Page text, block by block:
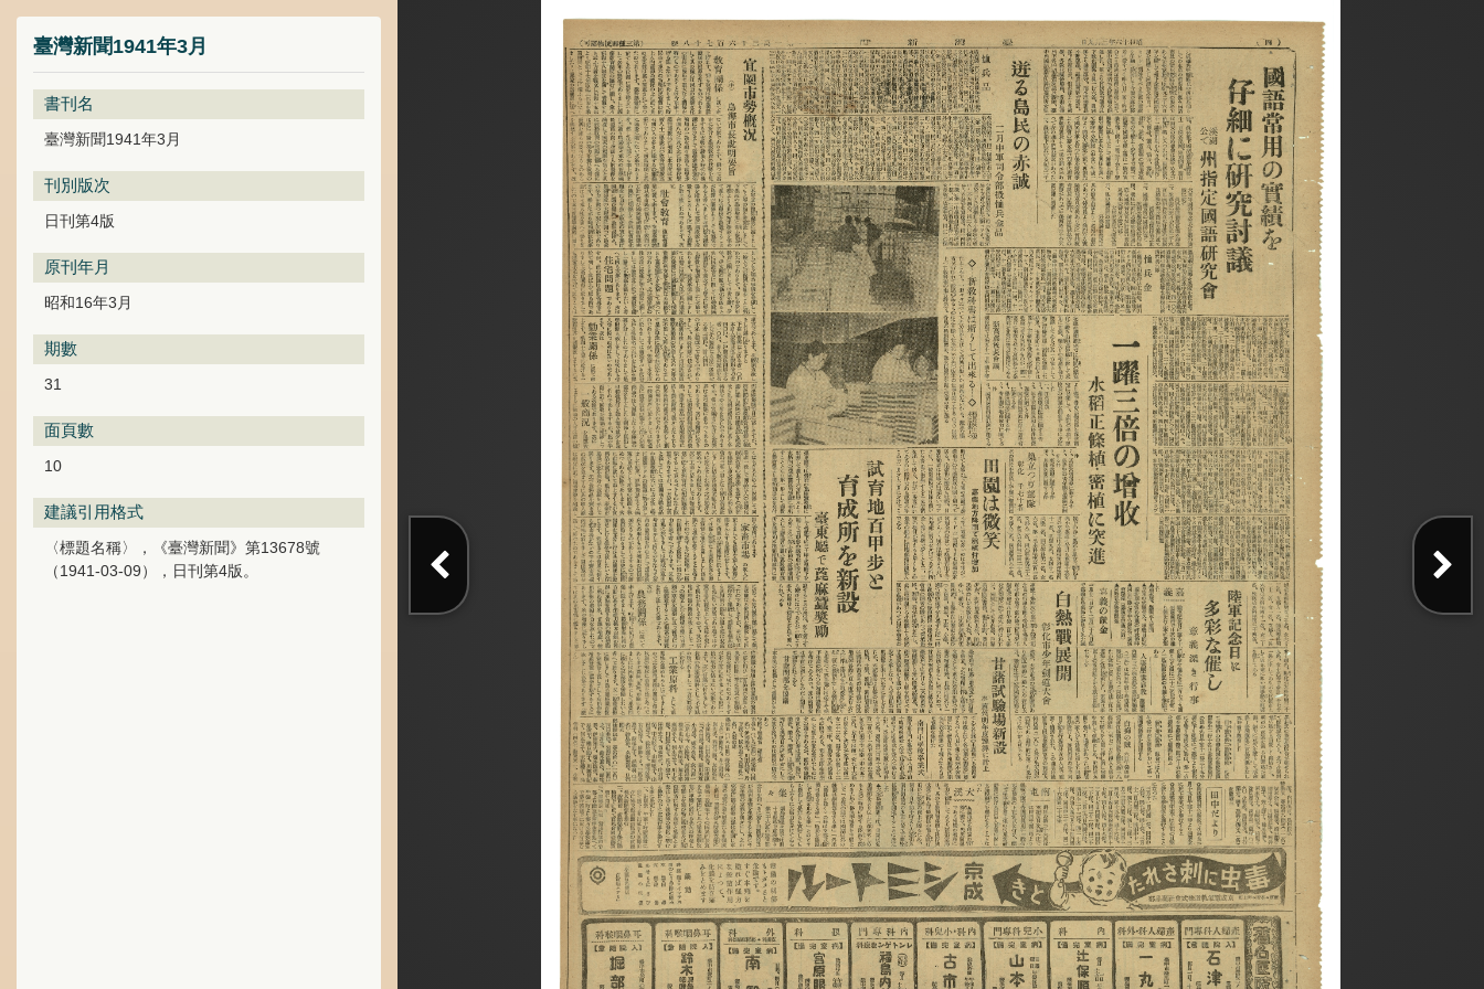
臺灣新聞1941年3月
書刊名
臺灣新聞1941年3月
刊別版次
日刊第4版
原刊年月
昭和16年3月
期數
31
面頁數
10
建議引用格式
〈標題名稱〉，《臺灣新聞》第13678號
（1941-03-09），日刊第4版。